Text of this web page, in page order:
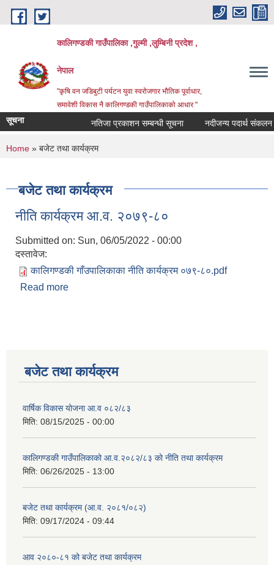
Skip to main content
कालिगण्डकी गाउँपालिका ,गुल्मी ,लुम्बिनी प्रदेश ,
नेपाल
"कृषि वन जडिबुटी पर्यटन युवा स्वरोजगार भौतिक पूर्वाधार,
समावेशी विकास नै कालिगण्डकी गाउँपालिकाको आधार "
सूचना नतिजा प्रकाशन सम्बन्धी सूचना नदीजन्य पदार्थ संकलन
You are here
Home » बजेट तथा कार्यक्रम
बजेट तथा कार्यक्रम
नीति कार्यक्रम आ.व. २०७९-८०
Submitted on: Sun, 06/05/2022 - 00:00
दस्तावेज:
कालिगण्डकी गाँउपालिकाका नीति कार्यक्रम ०७९-८०.pdf
Read more
बजेट तथा कार्यक्रम
वार्षिक विकास योजना आ.व ०८२/८३
मिति: 08/15/2025 - 00:00
कालिगण्डकी गाउँपालिकाको आ.व.२०८२/८३ को नीति तथा कार्यक्रम
मिति: 06/26/2025 - 13:00
बजेट तथा कार्यक्रम (आ.व. २०८१/०८२)
मिति: 09/17/2024 - 09:44
आव २०८०-८१ को बजेट तथा कार्यक्रम